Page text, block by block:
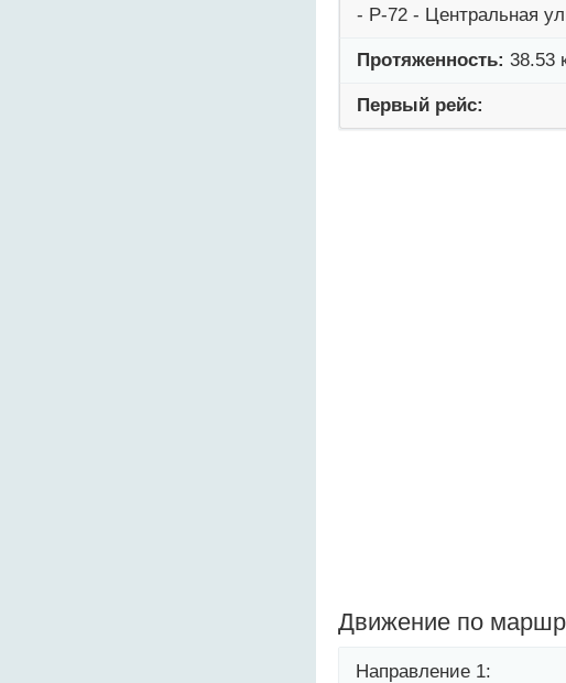
- Р-72 - Центральная
Протяженность: 38.53
Первый рейс:
Движение по
Направление 1: